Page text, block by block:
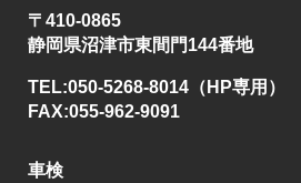
〒410-0865
静岡県沼津市東間門144番地
TEL:050-5268-8014（HP専用）
FAX:055-962-9091
車検